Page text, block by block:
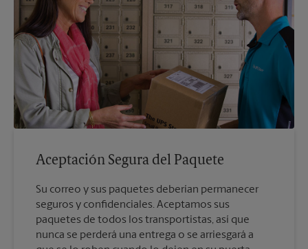
Aceptación Segura del Paquete
Su correo y sus paquetes deberían permanecer
seguros y confidenciales. Aceptamos sus
paquetes de todos los transportistas, así que
nunca se perderá una entrega o se arriesgará a